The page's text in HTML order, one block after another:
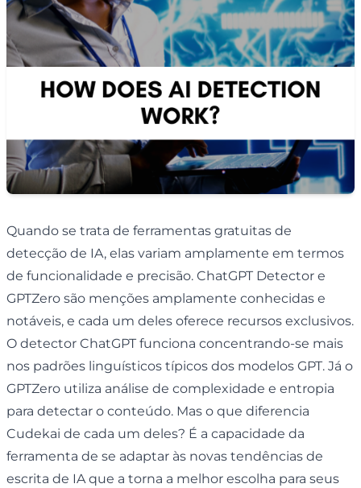
Quando se trata de ferramentas gratuitas de
detecção de IA, elas variam amplamente em termos
de funcionalidade e precisão. ChatGPT Detector e
GPTZero são menções amplamente conhecidas e
notáveis, e cada um deles oferece recursos exclusivos.
O detector ChatGPT funciona concentrando-se mais
nos padrões linguísticos típicos dos modelos GPT. Já o
GPTZero utiliza análise de complexidade e entropia
para detectar o conteúdo. Mas o que diferencia
Cudekai de cada um deles? É a capacidade da
ferramenta de se adaptar às novas tendências de
escrita de IA que a torna a melhor escolha para seus